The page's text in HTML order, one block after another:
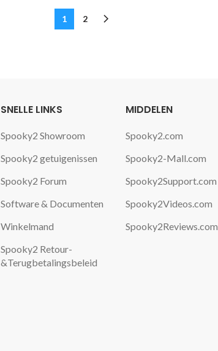
1 2
SNELLE LINKS
Spooky2 Showroom
Spooky2 getuigenissen
Spooky2 Forum
Software & Documenten
Winkelmand
Spooky2 Retour-
&Terugbetalingsbeleid
MIDDELEN
Spooky2.com
Spooky2-Mall.com
Spooky2Support.com
Spooky2Videos.com
Spooky2Reviews.com